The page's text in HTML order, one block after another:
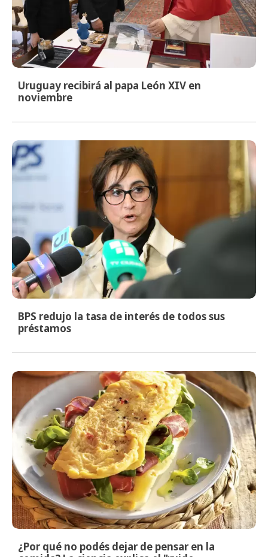
Uruguay recibirá al papa León XIV en
noviembre
BPS redujo la tasa de interés de todos sus
préstamos
¿Por qué no podés dejar de pensar en la